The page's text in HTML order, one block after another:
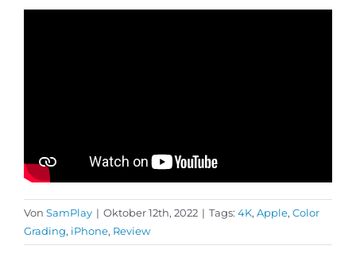
Von SamPlay | Oktober 12th, 2022 | Tags: 4K, Apple, Color
Grading, iPhone, Review